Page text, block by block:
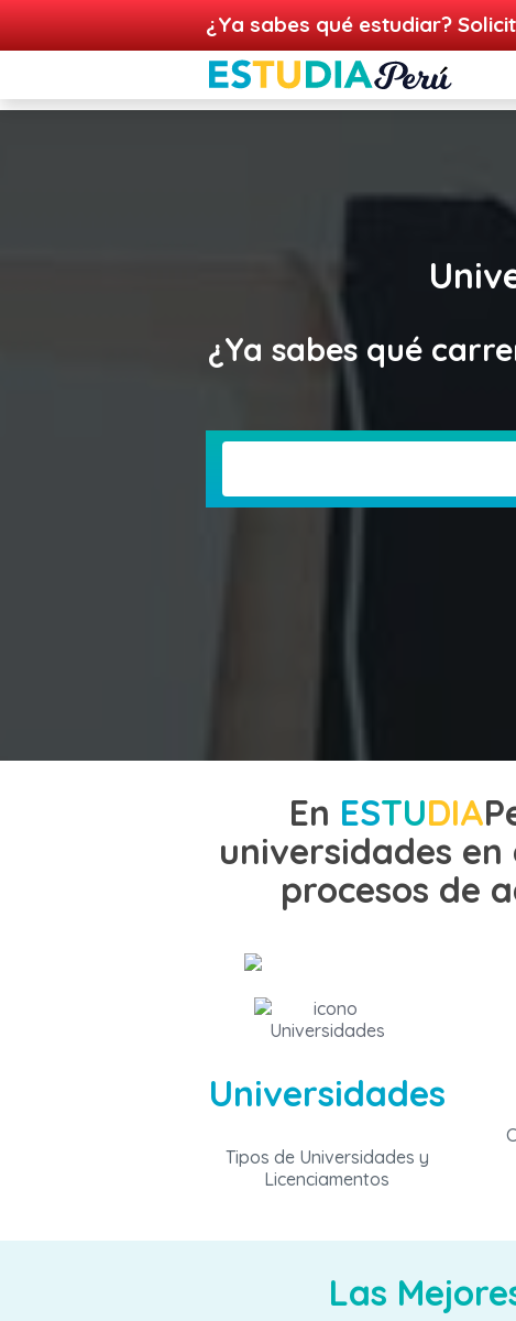
¿Ya sabes qué estudiar?
¿Ya sabes qué
En ESTUDIA
universidades
procesos de
Universidades
Tipos de Universidades y
Licenciamentos
Las